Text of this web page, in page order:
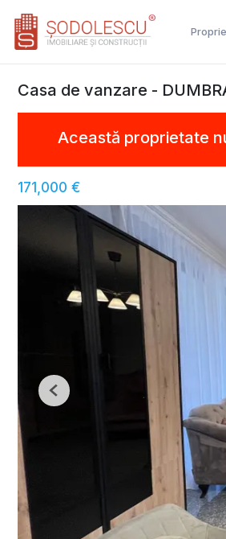
Casa de vanzare -
Această proprietate
171,000 €
Previous